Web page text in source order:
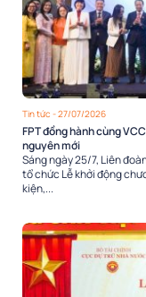
Tin tức - 27/07/2026
FPT đồng hành cùng
nguyên mới
Sáng ngày 25/7, Liên
tổ chức Lễ khởi động
kiện,...